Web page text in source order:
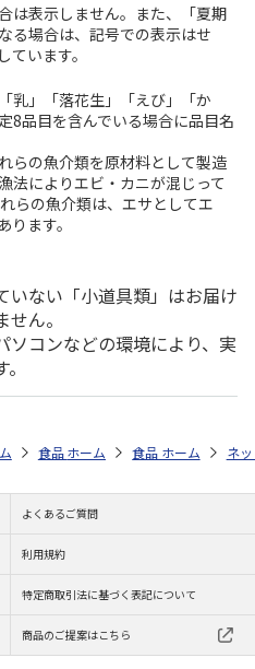
は表示しません。また、「夏期
る場合は、記号での表示はせ
います。
乳」「落花生」「えび」「か
8品目を含んでいる場合に品目名
らの魚介類を原材料として製造
法によりエビ・カニが混じって
らの魚介類は、エサとしてエ
ます。
いない「小道具類」はお届け
ん。
ソコンなどの環境により、実
ウトドア・BBQグルメ特集 予算から
メストア スタミナグルメ特集 全
食品・グルメストア スタミナグ
ホーム 食品・グルメストア
ホーム ネ
よくあるご質問
利用規約
特定商取引法に基づく表記について
商品のご提案はこちら